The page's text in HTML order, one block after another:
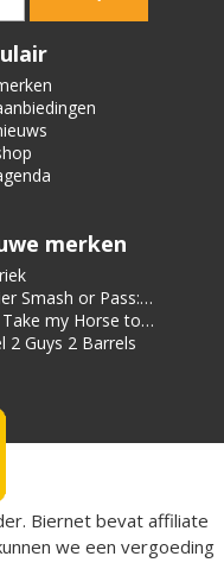
merken
Smash or Pass:
my Horse to
Room
2 Guys 2 Barrels
Biernet bevat affiliate
we een vergoeding